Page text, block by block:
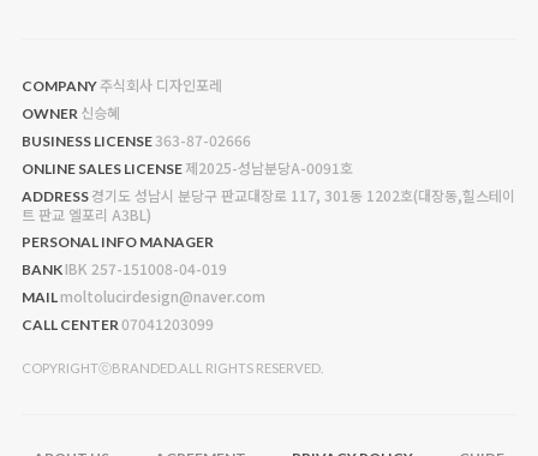
COMPANY 주식회사 디자인포레
OWNER 신승혜
BUSINESS LICENSE 363-87-02666
ONLINE SALES LICENSE 제2025-성남분당A-0091호
ADDRESS 경기도 성남시 분당구 판교대장로 117, 301동 1202호(대장동,힐스테이
트 판교 엘포리 A3BL)
PERSONAL INFO MANAGER
BANK IBK 257-151008-04-019
MAIL moltolucirdesign@naver.com
CALL CENTER 07041203099
COPYRIGHTⓒBRANDED.ALL RIGHTS RESERVED.